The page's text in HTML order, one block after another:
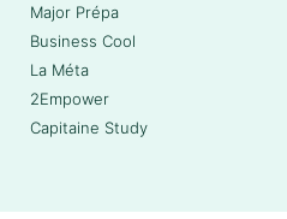
Major Prépa
Business Cool
La Méta
2Empower
Capitaine Study